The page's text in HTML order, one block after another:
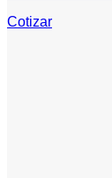
Cotizar